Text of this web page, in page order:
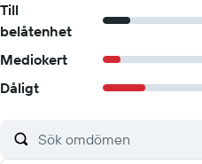
Till
belåtenhet
Mediokert
Dåligt